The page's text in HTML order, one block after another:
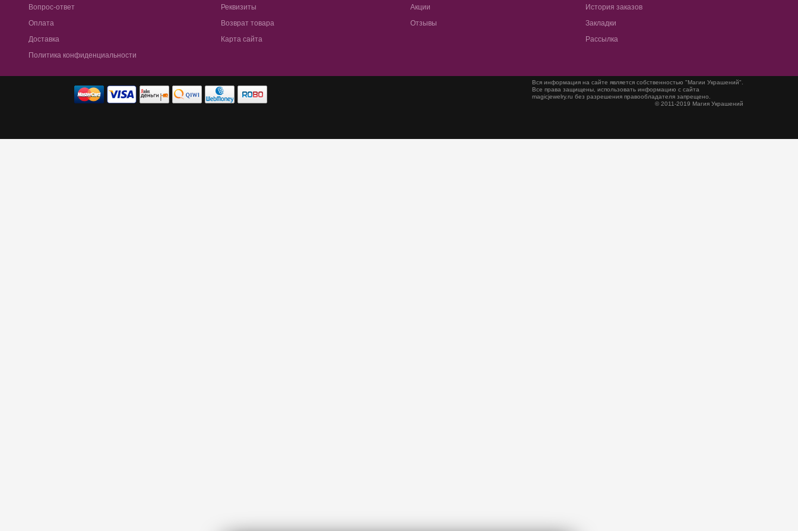
Вопрос-ответ
Оплата
Доставка
Политика конфиденциальности
Реквизиты
Возврат товара
Карта сайта
Акции
Отзывы
История заказов
Закладки
Рассылка
Вся информация на сайте является собственностью "Магии Украшений".
Все права защищены, использовать информацию с сайта
magicjewelry.ru без разрешения правообладателя запрещено.
© 2011-2019 Магия Украшений